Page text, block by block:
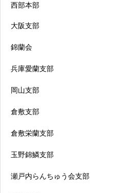
西部本部
大阪支部
錦蘭会
兵庫愛蘭支部
岡山支部
倉敷支部
倉敷栄蘭支部
玉野錦鱗支部
瀬戸内らんちゅう会支部